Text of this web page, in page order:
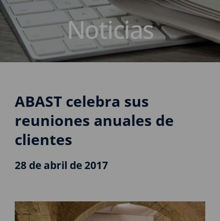
Noticias
ABAST celebra sus
reuniones anuales de
clientes
28 de abril de 2017